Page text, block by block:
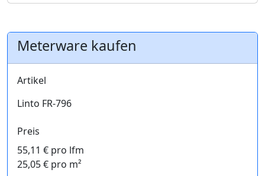
Meterware kaufen
Artikel
Linto FR-796
Preis
55,11 € pro lfm
25,05 € pro m²